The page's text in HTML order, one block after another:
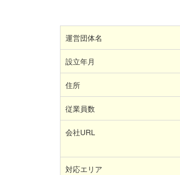
運営団体名
設立年月
住所
従業員数
会社URL
対応エリア